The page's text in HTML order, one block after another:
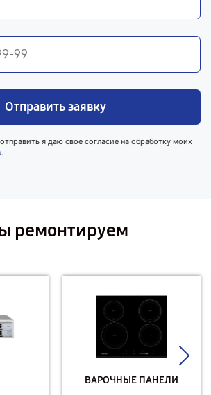
Отправить заявку
я даю свое согласие на обработку моих
.
ремонтируем
ВАРОЧНЫЕ ПАНЕЛИ